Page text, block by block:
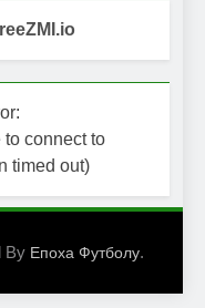
connect to
timed out)
By Епоха Футболу.